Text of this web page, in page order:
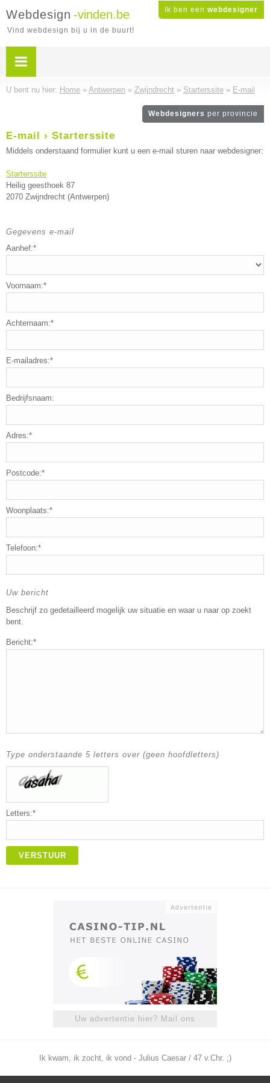
Ik ben een webdesigner
Webdesign -vinden.be
Vind webdesign bij u in de buurt!
U bent nu hier: Home » Antwerpen » Zwijndrecht » Starterssite » E-mail
Webdesigners per provincie
E-mail › Starterssite
Middels onderstaand formulier kunt u een e-mail sturen naar webdesigner:
Starterssite
Heilig geesthoek 87
2070 Zwijndrecht (Antwerpen)
Gegevens e-mail
Aanhef:*
Voornaam:*
Achternaam:*
E-mailadres:*
Bedrijfsnaam:
Adres:*
Postcode:*
Woonplaats:*
Telefoon:*
Uw bericht
Beschrijf zo gedetailleerd mogelijk uw situatie en waar u naar op zoekt
bent.
Bericht:*
Type onderstaande 5 letters over (geen hoofdletters)
Letters:*
VERSTUUR
Uw advertentie hier? Mail ons
Ik kwam, ik zocht, ik vond - Julius Caesar / 47 v.Chr. ;)